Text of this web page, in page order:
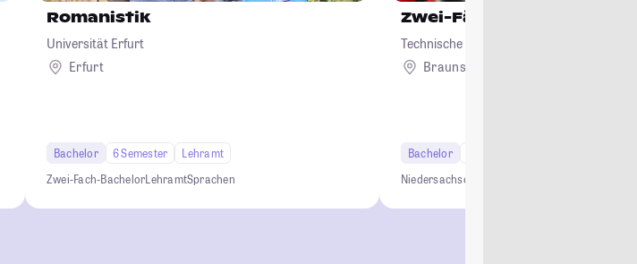
Romanistik
Universität Erfurt
Erfurt
Bachelor 6 Semester
Lehramt
Zwei-Fach-BachelorLehramtSprachen
Zwei-Fächer-Bachelor
Technische Universität Braunschweig
Braunschweig
Bachelor
Niedersachsen